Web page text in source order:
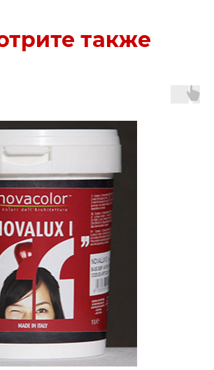
также